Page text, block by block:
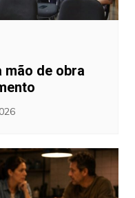
mão de obra